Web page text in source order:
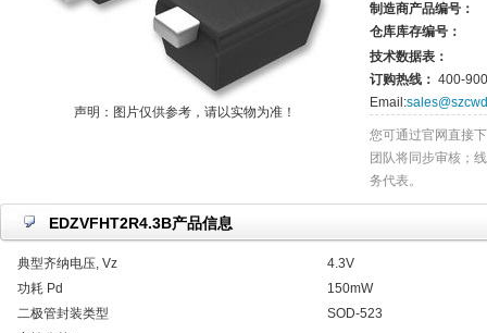
声明：图片仅供参考，请以实物为准！
制造商产品编号：
仓库库存编号：
技术数据表：
订购热线： 400-
Email:
您可通过官网直接
团队将同步审核；
务代表。
EDZVFHT2R4.3B产品信息
典型齐纳电压, Vz
4.3V
功耗 Pd
150mW
二极管封装类型
SOD-523